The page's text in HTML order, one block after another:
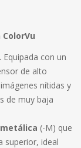
Equipada con un
de alto
nítidas y
de muy baja
metálica (-M) que
superior, ideal